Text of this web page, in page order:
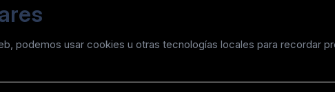
podemos usar cookies u otras tecnologías locales para recordar